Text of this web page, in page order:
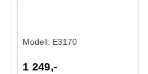
Modell: E3170
1 249,-